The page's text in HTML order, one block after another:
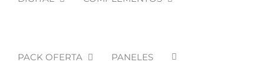
PACK OFERTA PANELES